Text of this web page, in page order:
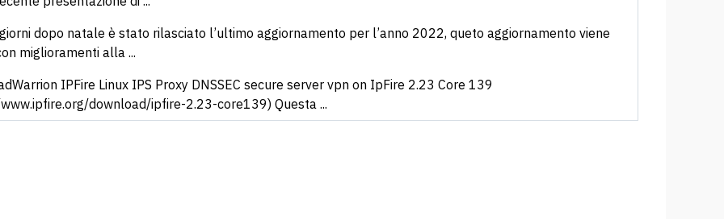
dopo natale è stato rilasciato l’ultimo aggiornamento per l’anno 2022, queto aggiornamento viene
miglioramenti alla ...
IPFire Linux IPS Proxy DNSSEC secure server vpn on IpFire 2.23 Core 139
download/ipfire-2.23-core139) Questa ...